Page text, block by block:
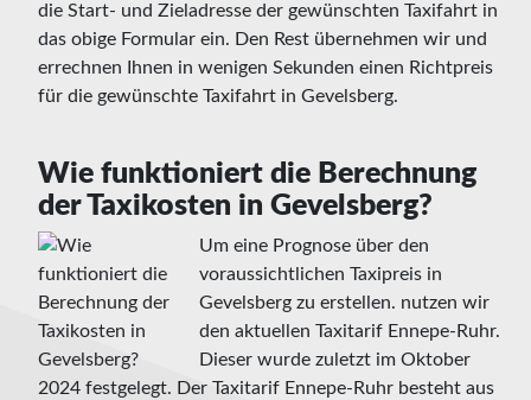
die Start- und Zieladresse der gewünschten Taxifahrt in
das obige Formular ein. Den Rest übernehmen wir und
errechnen Ihnen in wenigen Sekunden einen Richtpreis
für die gewünschte Taxifahrt in Gevelsberg.
Wie funktioniert die Berechnung
der Taxikosten in Gevelsberg?
Um eine Prognose über den
voraussichtlichen Taxipreis in
Gevelsberg zu erstellen. nutzen wir
den aktuellen Taxitarif Ennepe-Ruhr.
Dieser wurde zuletzt im Oktober
2024 festgelegt. Der Taxitarif Ennepe-Ruhr besteht aus